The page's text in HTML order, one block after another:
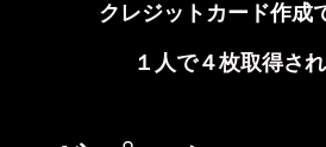
クレジットカード作成
１人で４枚取得さ